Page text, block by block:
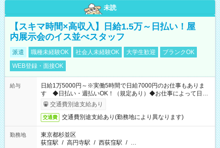
未読
【スキマ時間×高収入】日給1.5万～日払い！屋
内展示会のイス並べスタッフ
派遣 職種未経験OK 社会人未経験OK 大学生歓迎
ブランクOK
WEB登録・面接OK
給与
日給1万5000円～※実働5時間で日給7000円のお仕事もありま
す ◆日払い・週払いOK！（規定あり）◆お仕事によって日給
も異なります
交通費別途支給あり
交通費 交通費別途支給あり(勤務地により異なります)
勤務地
東京都杉並区
荻窪駅 / 高円寺駅 / 西荻窪駅 / …